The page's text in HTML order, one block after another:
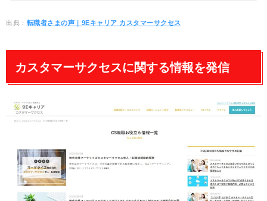
出典： 転職者さまの声｜9Eキャリア カスタマーサクセス
カスタマーサクセスに関する情報を発信